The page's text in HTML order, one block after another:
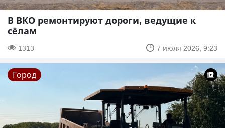
В ВКО ремонтируют дороги, ведущие к
сёлам
1313 7 июля 2026, 9:23
Город